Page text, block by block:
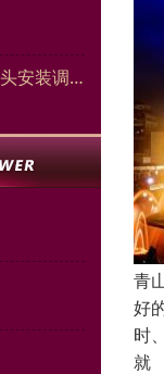
聊聊音乐喷泉设备常用喷头种类以及喷头安装调试规范
青
好
时
就